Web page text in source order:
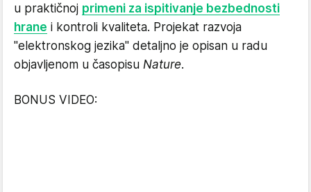
u praktičnoj primeni za ispitivanje bezbednosti
hrane i kontroli kvaliteta. Projekat razvoja
"elektronskog jezika" detaljno je opisan u radu
objavljenom u časopisu Nature.
BONUS VIDEO: